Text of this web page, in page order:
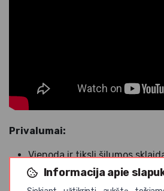
Informacija apie
Privalumai:
Vienoda ir tiksli šilumos
bangos infraraudonieji